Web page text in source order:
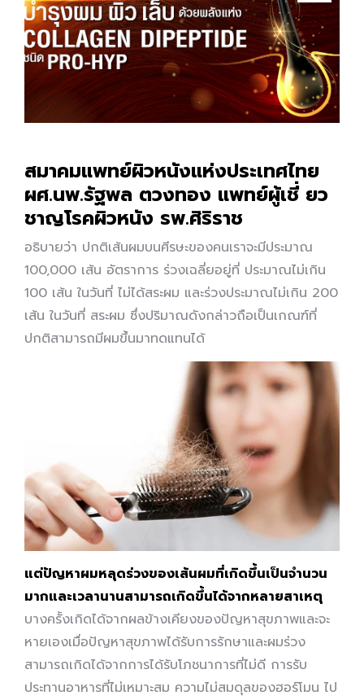
สมาคมแพทย์ผิวหนังแห่งประเทศไทย
ผศ.นพ.รัฐพล ตวงทอง แพทย์ผู้เชี่ ยว
ชาญโรคผิวหนัง รพ.ศิริราช
อธิบายว่า ปกติเส้นผมบนศีรษะของคนเราจะมีประมาณ
100,000 เส้น อัตราการ ร่วงเฉลี่ยอยู่ที่ ประมาณไม่เกิน
100 เส้น ในวันที่ ไม่ได้สระผม และร่วงประมาณไม่เกิน 200
เส้น ในวันที่ สระผม ซึ่งปริมาณดังกล่าวถือเป็นเกณฑ์ที่
ปกติสามารถมีผมขึ้นมาทดแทนได้
แต่ปัญหาผมหลุดร่วงของเส้นผมที่เกิดขึ้นเป็นจำนวน
มากและเวลานานสามารถเกิดขึ้นได้จากหลายสาเหตุ
บางครั้งเกิดได้จากผลข้างเคียงของปัญหาสุขภาพและจะ
หายเองเมื่อปัญหาสุขภาพได้รับการรักษาและผมร่วง
สามารถเกิดได้จากการได้รับโภชนาการที่ไม่ดี การรับ
ประทานอาหารที่ไม่เหมาะสม ความไม่สมดุลของฮอร์โมน ไป